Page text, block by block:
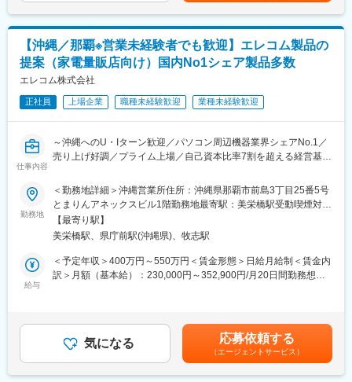
■業務詳細：
＜パソコンや周辺機器、ソフトウェアを提案＞
既存顧客をメインに、ビジネス向けのPCやソフトウェアなどを提
案します。
商品はオフィスに最適な省スペースタイプのデスクトップPC、製
品開発に耐えられる処理能力を備えたワークステーションなど
様々。時には、フルカスタマイズPCも提案します。
＜お客様のニーズに合わせたサービスを提案＞
顧客先へ訪問し、困り事はないかをヒアリング。
ている各ソフトウェアメーカーとともに幅広い提案を行ないま
す。
併せてシステム動作に最適なPCも提案。製品の枠にとらわれるこ
となく提案ができます。
ージへの原稿作成や展示会、セミナー開催などもお任せします。
※基本的に反響営業がメイン／一般企業や大学、医療機関などを
「楽しいことを全力で」の理念のもと、平成2年に設立後成長を続
け現在では700人を超える従業員数、480億円を越える売上実績を
誇るまでの企業規模になりました。
高い技術力も含め、同社内で働く方々は、同社の製品への高い誇
【沖縄／那覇※営業未経験者でも歓迎】エレコム製品の
提案（家電量販店向け）国内No1シェア製品多数
エレコム株式会社
正社員 上場企業 職種未経験歓迎 業種未経験歓迎
仕事内容
～沖縄へのU・Iターン歓迎／パソコン周辺機器業界シェアNo.1／
売り上げ好調／プライム上場／自己資本比率7割を超える経営基盤
■業務内容：
・主に家電量販店、ディスカウントストアへのルート営業
■業務詳細：
・店舗訪問：新商品提案、売場提案、売場演出、店頭販促物の設
置
・お客様からヒアリングした情報を製品開発部門へ情報共有
勤務地
＜勤務地詳細＞沖縄営業所住所：沖縄県那覇市前島3丁目25番5号
とまりんアネックスビル1階勤務地最寄駅：美栄橋駅受動喫煙対
策：敷地内喫煙可能場所あり変更の範囲：会社の定める事業所
（リモートワーク含む）
【最寄り駅】
美栄橋駅、県庁前駅(沖縄県)、牧志駅
給与
＜予定年収＞400万円～550万円＜賃金形態＞日給月給制＜賃金内
訳＞月額（基本給）：230,000円～352,900円/月20日間勤務想定
績2.5ヶ月×2回■手当：住宅手当、残業手当賃金はあくまでも目安
の金額であり、選考を通じて上下する可能性があります。月給(月
額)は固定手当を含めた表記です。
気になる 応募依頼する
（エージェントサービス）